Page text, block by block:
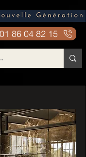
86 04 82 15